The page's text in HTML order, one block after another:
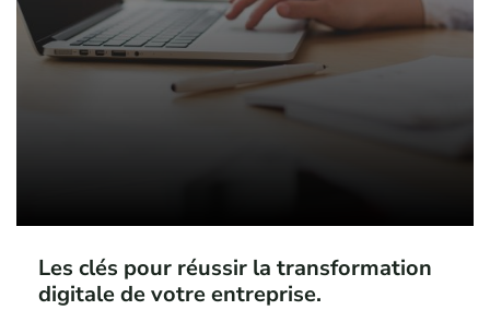
Les clés pour réussir la transformation
digitale de votre entreprise.